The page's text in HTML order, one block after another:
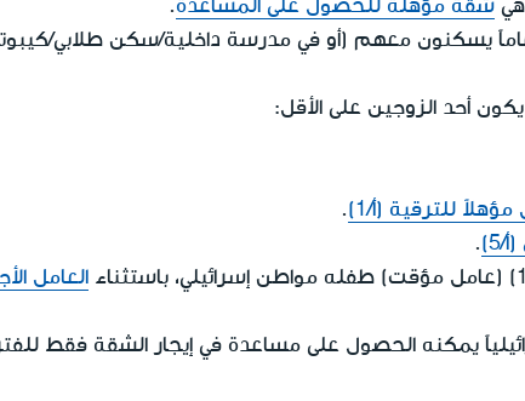
هي شقة مؤهلة للحصول على المساعدة.
حتى سن 21 عاماً يسكنون معهم (أو في مدرسة داخلية/سكن
أحد الزوجين على الأقل:
للترقية (أ/1)
.
5)
.
العامل
يمكنه الحصول على مساعدة في إيجار الشقة فقط